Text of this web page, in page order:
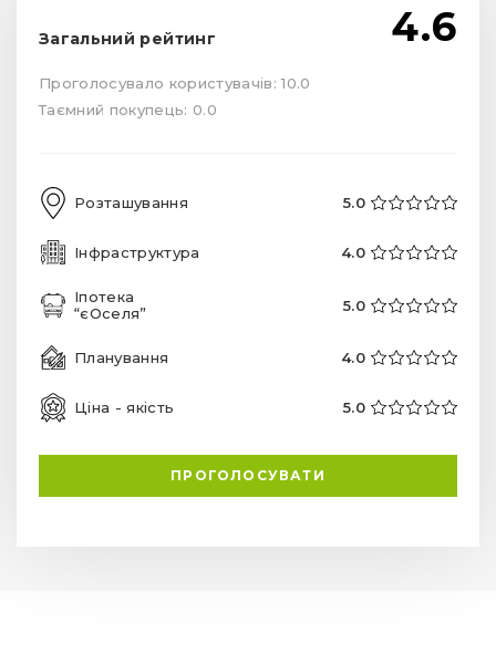
Загальний рейтинг 4.6
Проголосувало користувачів: 10.0
Таємний покупець: 0.0
Розташування 5.0
Інфраструктура 4.0
Іпотека
“єОселя”
5.0
Планування 4.0
Ціна - якість 5.0
ПРОГОЛОСУВАТИ